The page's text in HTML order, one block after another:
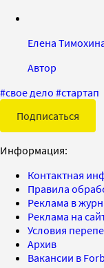
Елена
Автор
#свое дело #стартап
Подписаться
Информация:
Контактная
Правила
Реклама в
Реклама на
Условия
Архив
Вакансии в